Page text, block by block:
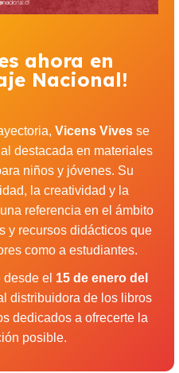
ahora en
Nacional!
Vicens Vives se
destacada en materiales
niños y jóvenes. Su
la creatividad y la
referencia en el ámbito
y recursos didácticos que
como a estudiantes.
el 15 de enero del
distribuidora de los libros
dedicados a ofrecerte la
posible.